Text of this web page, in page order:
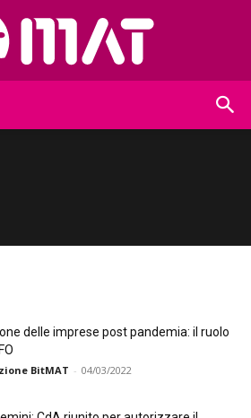
delle imprese post pandemia: il ruolo
BitMAT - 04/03/2022